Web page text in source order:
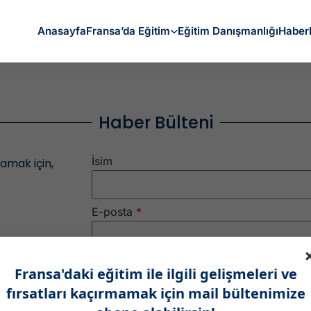
AnasayfaFransa’da Eğitim Eğitim Danışmanlığı
Otomatik
Haber Bülteni
için, İsim
E-posta *
Abone Ol
Fransa'daki eğitim ile ilgili gelişmeleri ve
fırsatları kaçırmamak için mail bültenimize